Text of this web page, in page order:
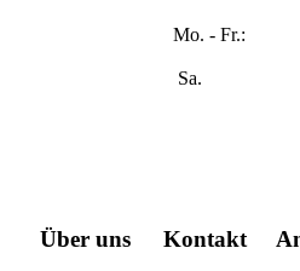
Uhr Mo. - Fr.:
Uhr Sa.
Über uns Kontakt